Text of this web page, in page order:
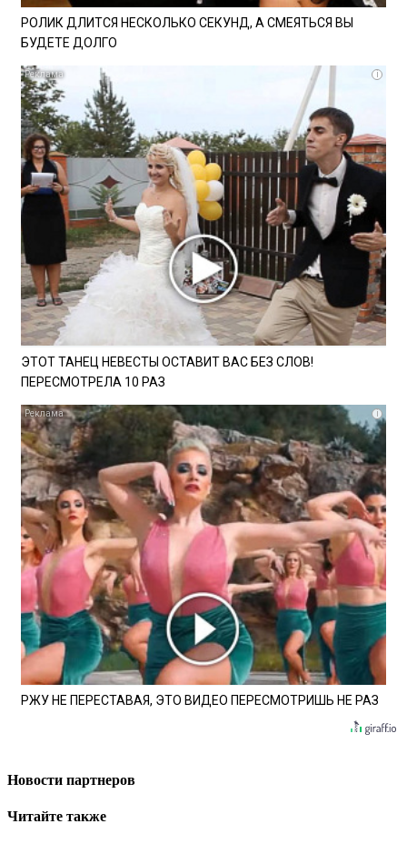
РОЛИК ДЛИТСЯ НЕСКОЛЬКО СЕКУНД, А СМЕЯТЬСЯ ВЫ
БУДЕТЕ ДОЛГО
i
ЭТОТ ТАНЕЦ НЕВЕСТЫ ОСТАВИТ ВАС БЕЗ СЛОВ!
ПЕРЕСМОТРЕЛА 10 РАЗ
i
РЖУ НЕ ПЕРЕСТАВАЯ, ЭТО ВИДЕО ПЕРЕСМОТРИШЬ НЕ РАЗ
Новости партнеров
Читайте также